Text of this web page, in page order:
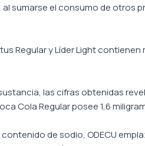
al sumarse el consumo de
Regular y Líder Light
las cifras obtenidas
Cola Regular posee 1,6
de sodio, ODECU